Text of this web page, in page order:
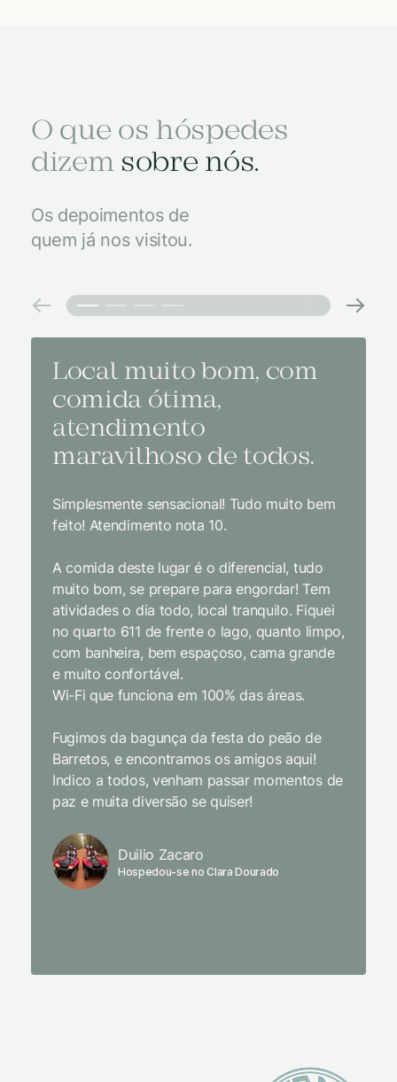
O que os hóspedes
dizem sobre nós.
Os depoimentos de
quem já nos visitou.
Local muito bom, com
comida ótima,
atendimento
maravilhoso de todos.
Simplesmente sensacional! Tudo muito bem
feito! Atendimento nota 10.
A comida deste lugar é o diferencial, tudo
muito bom, se prepare para engordar! Tem
atividades o dia todo, local tranquilo. Fiquei
no quarto 611 de frente o lago, quanto limpo,
com banheira, bem espaçoso, cama grande
e muito confortável.
Wi-Fi que funciona em 100% das áreas.
Fugimos da bagunça da festa do peão de
Barretos, e encontramos os amigos aqui!
Indico a todos, venham passar momentos de
paz e muita diversão se quiser!
Duilio Zacaro
Hospedou-se no Clara Dourado